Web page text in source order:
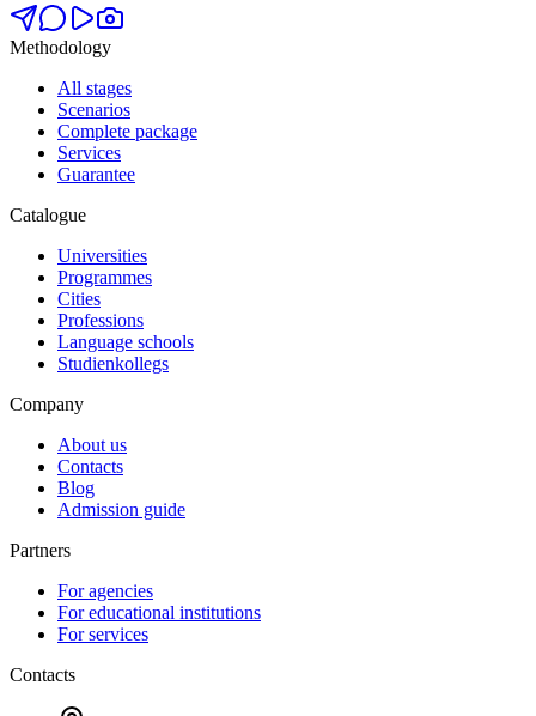
Methodology
All stages
Scenarios
Complete package
Services
Guarantee
Catalogue
Universities
Programmes
Cities
Professions
Language schools
Studienkollegs
Company
About us
Contacts
Blog
Admission guide
Partners
For agencies
For educational institutions
For services
Contacts